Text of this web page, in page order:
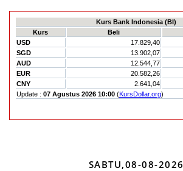
SABTU,08-08-2026